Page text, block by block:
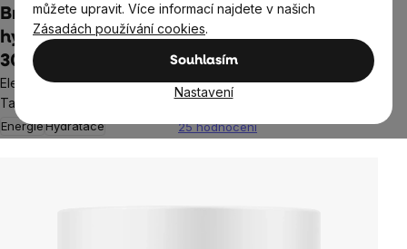
můžete upravit. Více informací najdete v našich
Zásadách používání cookies.
Souhlasím
Nastavení
BrainMax Hydration Electrolytes,
hydratační elektrolyty, jablko, 30 dávek,
300 g
Elektrolyty a stopové prvky ze Solného jezera v Utahu +
Taurin a aktivní Vitamín B6 P5P, iontový nápoj, doplněk stravy
EnergieHydratace 25 hodnocení